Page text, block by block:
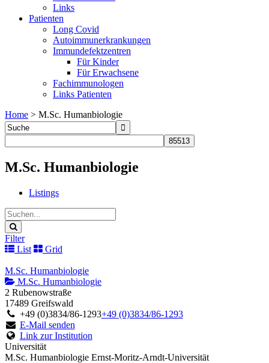
Links
Patienten
Long Covid
Autoimmunerkrankungen
Immundefektzentren
Für Kinder
Für Erwachsene
Fachimmunologen
Links Patienten
Home > M.Sc. Humanbiologie
M.Sc. Humanbiologie
Listings
Filter
List
Grid
M.Sc. Humanbiologie
M.Sc. Humanbiologie
2 Rubenowstraße
17489 Greifswald
+49 (0)3834/86-1293+49 (0)3834/86-1293
E-Mail senden
Link zur Institution
Universität
M.Sc. Humanbiologie Ernst-Moritz-Arndt-Universität